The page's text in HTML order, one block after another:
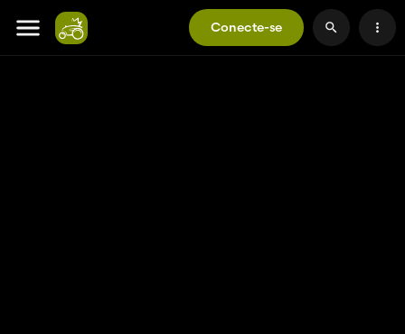
Conecte-se